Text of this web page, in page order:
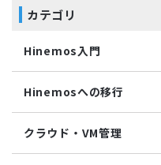
カテゴリ
Hinemos入門
Hinemosへの移行
クラウド・VM管理